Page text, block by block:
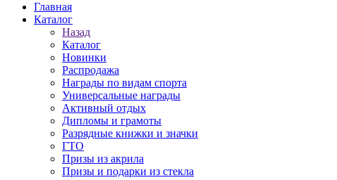
Главная
Каталог
Назад
Каталог
Новинки
Распродажа
Награды по видам спорта
Универсальные награды
Активный отдых
Дипломы и грамоты
Разрядные книжки и значки
ГТО
Призы из акрила
Призы и подарки из стекла